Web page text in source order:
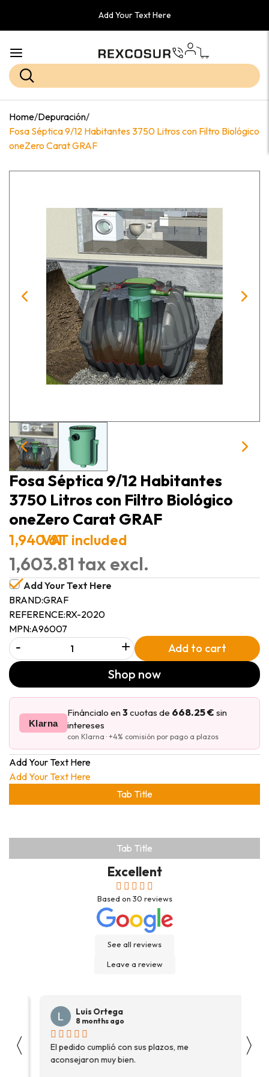
Add Your Text Here
Home/Depuración/
Fosa Séptica 9/12 Habitantes 3750 Litros con Filtro Biológico
oneZero Carat GRAF
Fosa Séptica 9/12 Habitantes
3750 Litros con Filtro Biológico
oneZero Carat GRAF
1,940.61VAT included
1,603.81 tax excl.
Add Your Text Here
BRAND:GRAF
REFERENCE:RX-2020
MPN:A96007
- + Add to cart
Shop now
Klarna
Fináncialo en3 cuotas de 668.25 € sin
intereses
con Klarna · +4% comisión por pago a plazos
Add Your Text Here
Add Your Text Here
Tab Title
Tab Title
Excellent
Based on 30 reviews
See all reviews
Leave a review
〈
Luis Ortega
8 months ago
El pedido cumplió con sus plazos, me
aconsejaron muy bien.
〉